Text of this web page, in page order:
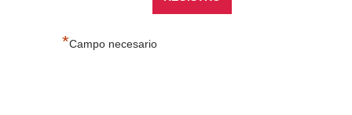
*Campo necesario